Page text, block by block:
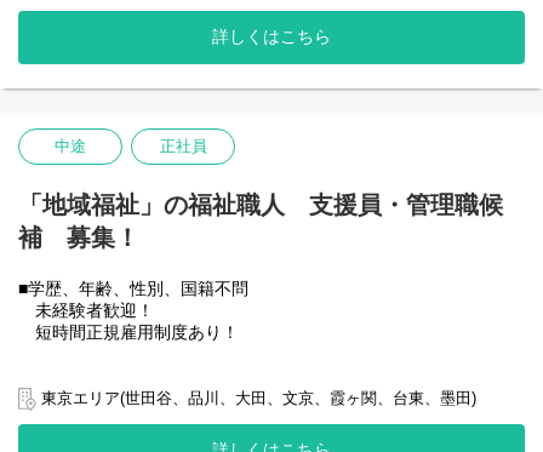
余暇支援、生活体験支援、地域生活支援
地域の中で当たり前に生活していくことを24時間365日サポート
します。
ます。
医療的ケアの必要なお子さんや発達への個別配慮の必要なお子
さんへ、子どもらしく発達していけるようサポートします。
グループホームでのその人らしい暮らしをサポートします。
＊就労活動
利用者のニーズにあわせて活動を考えます。
るサポートをします。
詳しくはこちら
中途 正社員
「地域福祉」の福祉職人 支援員・管理職候
補 募集！
■学歴、年齢、性別、国籍不問
未経験者歓迎！
短時間正規雇用制度あり！
＊生活支援
余暇支援、社会体験支援、地域生活支援
地域の中で当たり前に生活していくことをサポートします。
東京エリア(世田谷、品川、大田、文京、霞ヶ関、台東、墨田)